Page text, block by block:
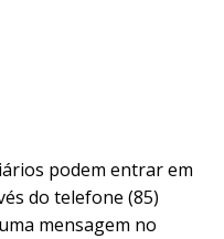
podem entrar em
do telefone (85)
mensagem no